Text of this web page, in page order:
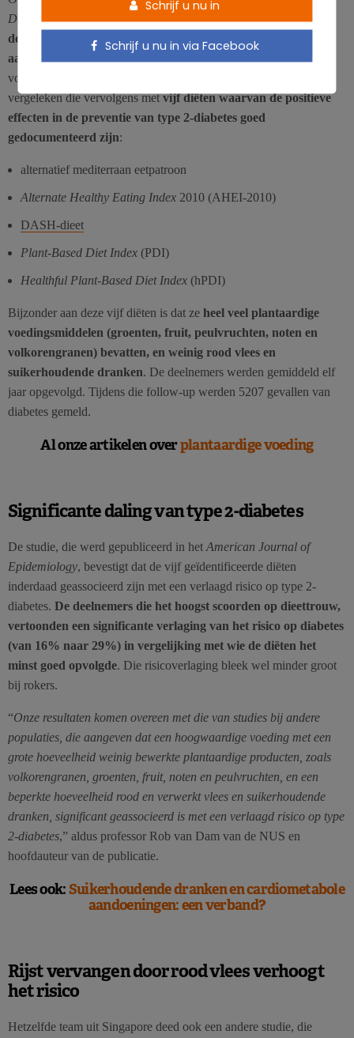
Duke Universitybestudeerdende gegevens van 45.511
deelnemers van middelbare leeftijd zonder diabetes bij hun
aanmelding tussen 1993 en 1998
voedselconsumptie met een lijst van 165 voedingsproducten en
vergeleken die vervolgens metvijf diëten waarvan de positieve
effecten in de preventie van type 2-diabetes goed
gedocumenteerd zijn:
alternatief mediterraan eetpatroon
Alternate Healthy Eating Index 2010 (AHEI-2010)
DASH-dieet
Plant-Based Diet Index (PDI)
Healthful Plant-Based Diet Index (hPDI)
Bijzonder aan deze vijf diëten is dat ze heel veel plantaardige
voedingsmiddelen (groenten, fruit, peulvruchten, noten en
volkorengranen) bevatten, en weinig rood vlees en
suikerhoudende dranken. De deelnemers werden gemiddeld elf
jaar opgevolgd. Tijdens die follow-up werden 5207 gevallen van
diabetes gemeld.
Al onze artikelen overplantaardige voeding
Significante daling van type 2-diabetes
De studie, die werd gepubliceerd in het American Journal of
Epidemiology, bevestigt dat de vijf geïdentificeerde diëten
inderdaad geassocieerd zijn met een verlaagd risico op type 2-
diabetes. De deelnemers die het hoogst scoorden op dieettrouw,
vertoonden een significante verlaging van het risico op diabetes
(van 16% naar 29%) in vergelijking met wie de diëten het
minst goed opvolgde. Die risicoverlaging bleek wel minder groot
bij rokers.
“Onze resultaten komen overeen met die van studies bij andere
populaties, die aangeven dat een hoogwaardige voeding met een
grote hoeveelheid weinig bewerkte plantaardige producten, zoals
volkorengranen, groenten, fruit, noten en peulvruchten, en een
beperkte hoeveelheid rood en verwerkt vlees en suikerhoudende
dranken, significant geassocieerd is met een verlaagd risico op type
2-diabetes,” aldus professor Rob van Dam van de NUS en
hoofdauteur van de publicatie.
Lees ook:Suikerhoudende dranken en cardiometabole
aandoeningen: een verband?
Rijst vervangen door rood vlees verhoogt
het risico
Hetzelfde team uit Singapore deed ook een andere studie, die
Schrijf u nu in
Schrijf u nu in via Facebook